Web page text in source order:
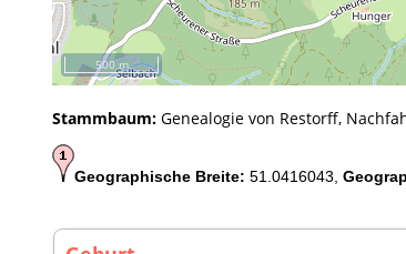
500 m
Stammbaum: Genealogie von Restorff,
Geographische Breite: 51.0416043,